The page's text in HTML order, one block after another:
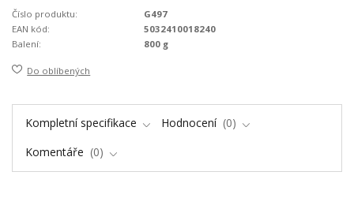
Číslo produktu:
G497
EAN kód:
5032410018240
Balení:
800 g
Do oblíbených
Kompletní specifikace Hodnocení
0
Komentáře
0